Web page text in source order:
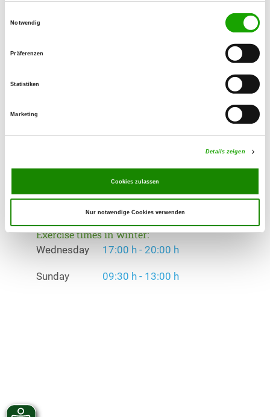
Notwendig
Präferenzen
Statistiken
Marketing
Details zeigen
Cookies zulassen
Nur notwendige Cookies verwenden
E-Mail:
www.hundesport-reichenbach.de/
Faehrte, Unterordnung, Schutzdienst
Exercise times in summer:
17:00 h - 20:00 h
09:30 h - 13:00 h
Exercise times in winter:
Wednesday 17:00 h - 20:00 h
Sunday 09:30 h - 13:00 h